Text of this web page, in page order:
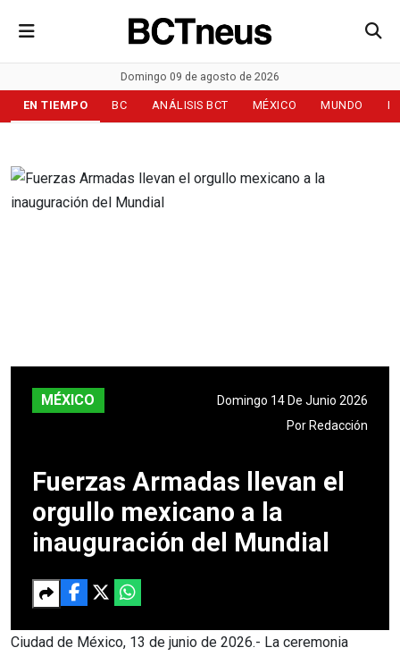
Domingo 09 de agosto de 2026
EN TIEMPO BC ANÁLISIS BCT MÉXICO MUNDO
MÉXICO
Domingo 14 De Junio 2026
Por Redacción
Fuerzas Armadas llevan el
orgullo mexicano a la
inauguración del Mundial
Ciudad de México, 13 de junio de 2026.- La ceremonia